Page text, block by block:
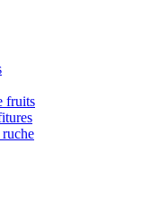
fruits